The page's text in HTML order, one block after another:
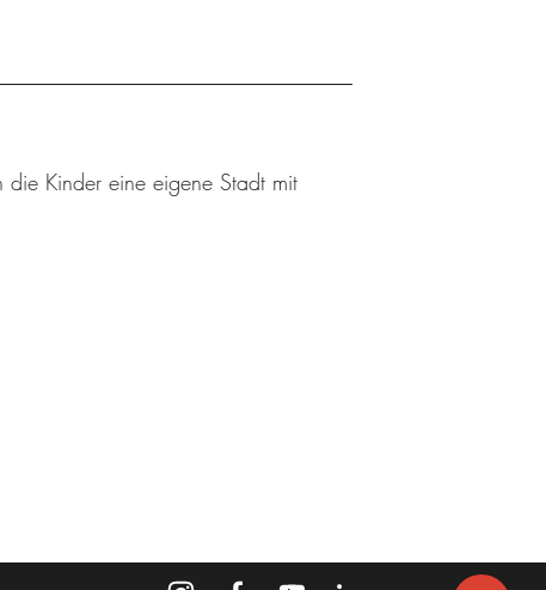
die Kinder eine eigene Stadt mit